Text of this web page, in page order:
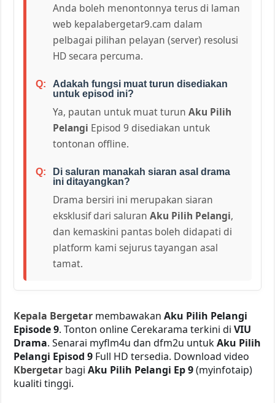
Anda boleh menontonnya terus di laman
web kepalabergetar9.cam dalam
pelbagai pilihan pelayan (server) resolusi
HD secara percuma.
Adakah fungsi muat turun disediakan
untuk episod ini?
Ya, pautan untuk muat turunAku Pilih
Pelangi Episod 9 disediakan untuk
tontonan offline.
Di saluran manakah siaran asal drama
ini ditayangkan?
Drama bersiri ini merupakan siaran
eksklusif dari saluranAku Pilih Pelangi,
dan kemaskini pantas boleh didapati di
platform kami sejurus tayangan asal
tamat.
Kepala Bergetar membawakanAku Pilih Pelangi
Episode 9. Tonton online Cerekarama terkini diVIU
Drama. Senarai myflm4u dan dfm2u untukAku Pilih
Pelangi Episod 9 Full HD tersedia. Download video
Kbergetar bagiAku Pilih Pelangi Ep 9(myinfotaip)
kualiti tinggi.